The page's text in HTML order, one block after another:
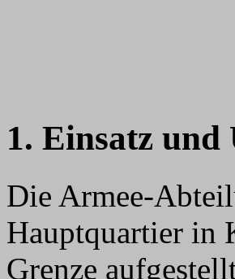
1. Einsatz
Die Armee-
Hauptquartier in
Grenze